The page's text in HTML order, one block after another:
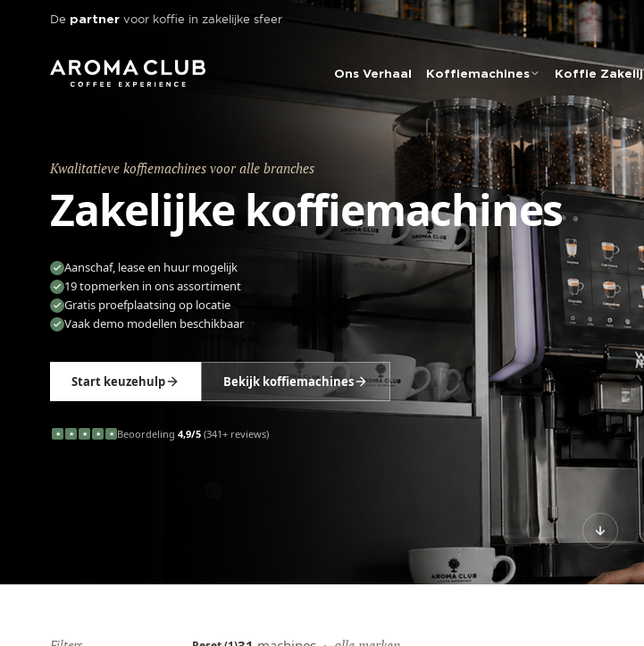
Skip to main content
De partner voor koffie in zakelijke sfeer
Ons Verhaal Koffiemachines Koffie
Kwalitatieve koffiemachines voor alle branches
Zakelijke koffiemachines
Aanschaf, lease en huur mogelijk
19 topmerken in ons assortiment
Gratis proefplaatsing op locatie
Vaak demo modellen beschikbaar
Start keuzehulp Bekijk koffiemachines
★ ★ ★ ★ ★ Beoordeling 4,9/5 (341+ reviews)